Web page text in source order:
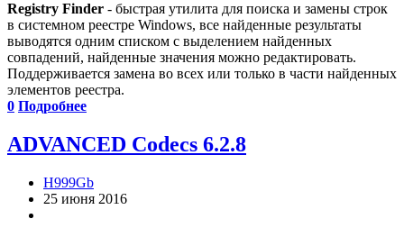
Registry Finder - быстрая утилита для поиска и замены строк
в системном реестре Windows, все найденные результаты
выводятся одним списком с выделением найденных
совпадений, найденные значения можно редактировать.
Поддерживается замена во всех или только в части найденных
элементов реестра.
0 Подробнее
ADVANCED Codecs 6.2.8
H999Gb
25 июня 2016